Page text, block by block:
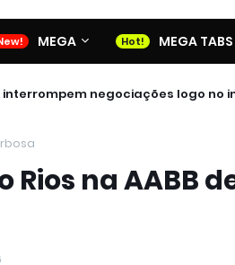
MEGA MEGA TABS
interrompem negociações logo no
Rios na AABB